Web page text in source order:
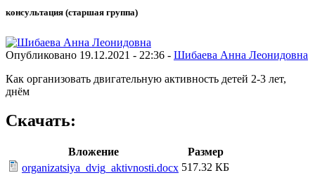
консультация (старшая группа)
Опубликовано 19.12.2021 - 22:36 - Шибаева Анна Леонидовна
Как организовать двигательную активность детей 2-3 лет,
днём
Скачать:
Вложение
Размер
organizatsiya_dvig_aktivnosti.docx 517.32 КБ